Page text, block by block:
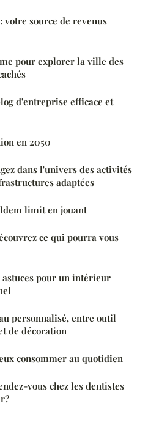
source de revenus
pour explorer la ville des
d'entreprise efficace et
en 2050
dans l'univers des activités
adaptées
limit en jouant
ce qui pourra vous
astuces pour un intérieur
personnalisé, entre outil
de décoration
consommer au quotidien
vous chez les dentistes